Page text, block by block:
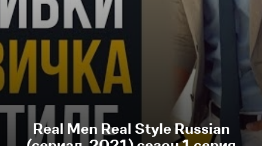
Real Men Real Style Russian